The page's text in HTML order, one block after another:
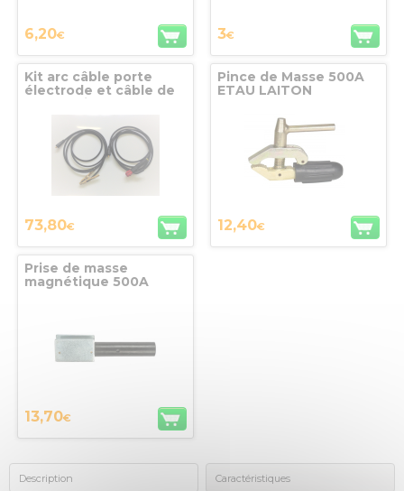
6,20€ 3€
Kit arc câble porte
électrode et câble de
masse laiton 25mm²
73,80€
Pince de Masse 500A
ETAU LAITON
12,40€
Prise de masse
magnétique 500A
13,70€
Description Caractéristiques